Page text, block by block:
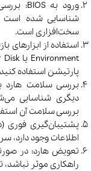
شناسایی شده است
سخت‌افزاری است.
پارتیشن استفاده
بررسی سلامت هارد
بررسی سلامت آن
پشتیبان‌گیری فوری
اطلاعات وجود دارد،
تعویض هارد: در
راهکاری موثر